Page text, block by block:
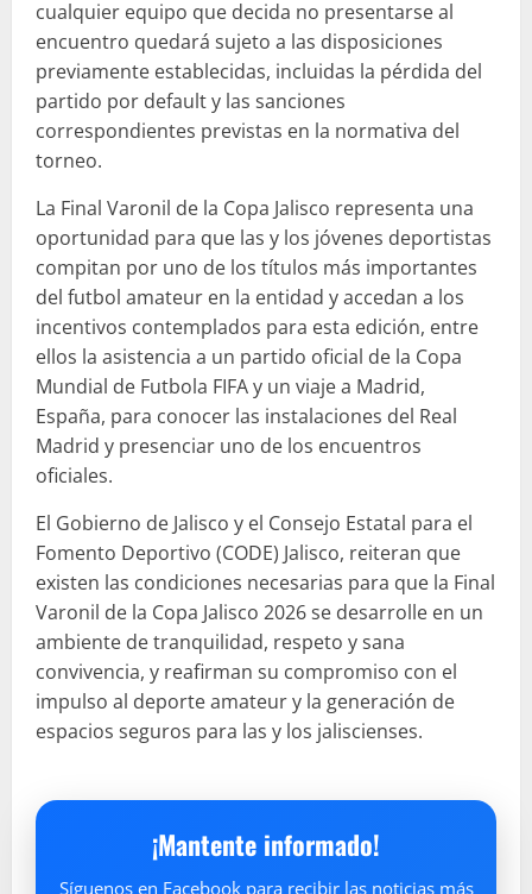
cualquier equipo que decida no presentarse al
encuentro quedará sujeto a las disposiciones
previamente establecidas, incluidas la pérdida del
partido por default y las sanciones
correspondientes previstas en la normativa del
torneo.
La Final Varonil de la Copa Jalisco representa una
oportunidad para que las y los jóvenes deportistas
compitan por uno de los títulos más importantes
del futbol amateur en la entidad y accedan a los
incentivos contemplados para esta edición, entre
ellos la asistencia a un partido oficial de la Copa
Mundial de Futbola FIFA y un viaje a Madrid,
España, para conocer las instalaciones del Real
Madrid y presenciar uno de los encuentros
oficiales.
El Gobierno de Jalisco y el Consejo Estatal para el
Fomento Deportivo (CODE) Jalisco, reiteran que
existen las condiciones necesarias para que la Final
Varonil de la Copa Jalisco 2026 se desarrolle en un
ambiente de tranquilidad, respeto y sana
convivencia, y reafirman su compromiso con el
impulso al deporte amateur y la generación de
espacios seguros para las y los jaliscienses.
¡Mantente informado!
Síguenos en Facebook para recibir las noticias más